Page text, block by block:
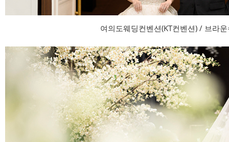
여의도웨딩컨벤션(KT컨벤션) / 브라